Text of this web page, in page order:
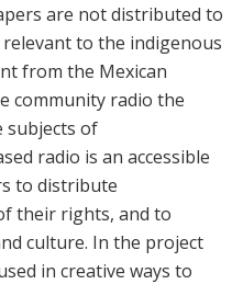
are not distributed to
to the indigenous
from the Mexican
community radio the
subjects of
radio is an accessible
to distribute
their rights, and to
culture. In the project
in creative ways to